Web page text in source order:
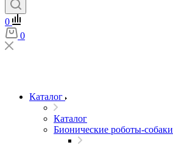
0
0
Каталог
Каталог
Бионические роботы-собаки